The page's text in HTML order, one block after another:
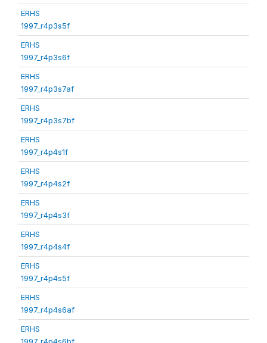
ERHS
1997_r4p3s5f
ERHS
1997_r4p3s6f
ERHS
1997_r4p3s7af
ERHS
1997_r4p3s7bf
ERHS
1997_r4p4s1f
ERHS
1997_r4p4s2f
ERHS
1997_r4p4s3f
ERHS
1997_r4p4s4f
ERHS
1997_r4p4s5f
ERHS
1997_r4p4s6af
ERHS
1997_r4p4s6bf